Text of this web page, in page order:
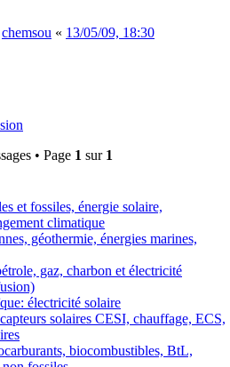
chemsou « 13/05/09, 18:30
• Page 1 sur 1
et fossiles, énergie solaire,
climatique
géothermie, énergies marines,
gaz, charbon et électricité
électricité solaire
solaires CESI, chauffage, ECS,
biocombustibles, BtL,